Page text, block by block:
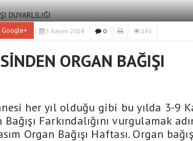
Google+ 5 Kasım 2018 0 261
ORGAN BAĞIŞI
her yıl olduğu gibi bu yılda 3-9
Farkındalığını vurgulamak
Organ Bağışı Haftası. Organ